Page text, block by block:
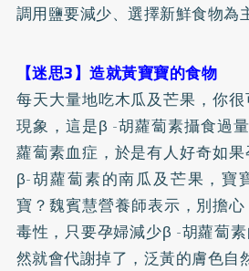
調用鹽要減少、選擇新鮮食物為
【迷思3】造就黃寶寶的食物
每天大量地吃木瓜及芒果，你
現象，這是β -胡蘿蔔素攝食過
蘿蔔素血症，於是有人好奇如
β-胡蘿蔔素的南瓜及芒果，寶
寶？魏賓慧營養師表示，別擔
毒性，只要孕婦減少β -胡蘿蔔
然就會代謝掉了，泛黃的膚色自